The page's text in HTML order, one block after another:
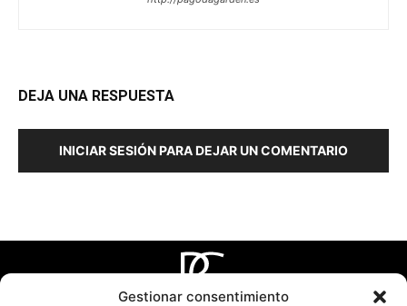
Gestionar consentimiento
DEJA UNA RESPUESTA
INICIAR SESIÓN PARA DEJAR UN COMENTARIO